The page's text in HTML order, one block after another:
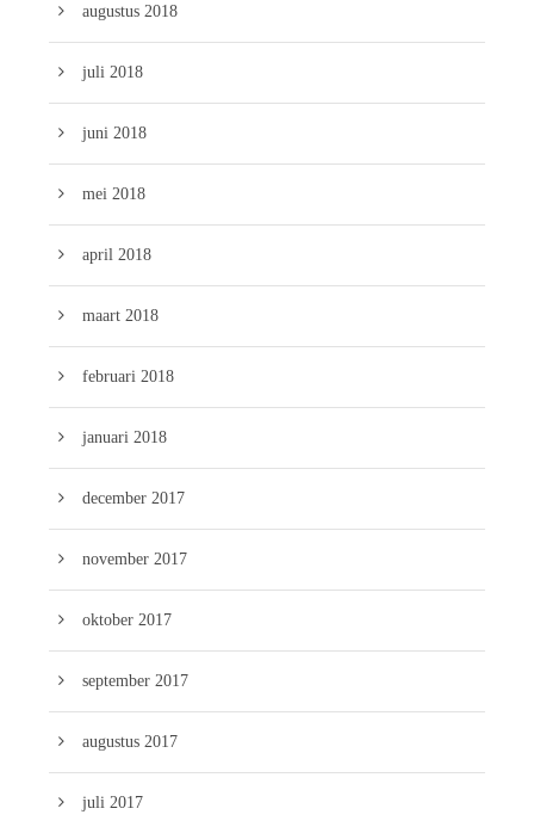
augustus 2018
juli 2018
juni 2018
mei 2018
april 2018
maart 2018
februari 2018
januari 2018
december 2017
november 2017
oktober 2017
september 2017
augustus 2017
juli 2017